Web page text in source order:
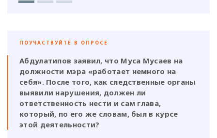
ПОУЧАСТВУЙТЕ В ОПРОСЕ
Абдулатипов заявил, что Муса Мусаев на
должности мэра «работает немного на
себя». После того, как следственные органы
выявили нарушения, должен ли
ответственность нести и сам глава,
который, по его же словам, был в курсе
этой деятельности?